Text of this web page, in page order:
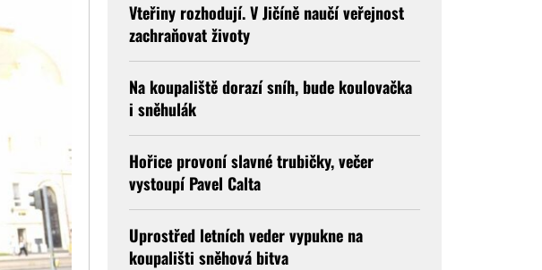
Vteřiny rozhodují. V Jičíně naučí veřejnost
zachraňovat životy
Na koupaliště dorazí sníh, bude koulovačka
i sněhulák
Hořice provoní slavné trubičky, večer
vystoupí Pavel Calta
Uprostřed letních veder vypukne na
koupališti sněhová bitva